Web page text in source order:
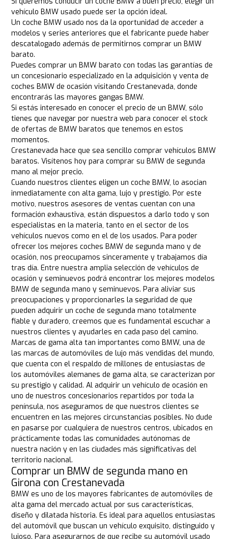
vehículo BMW usado puede ser la opción ideal.
Un coche BMW usado nos da la oportunidad de acceder a
modelos y series anteriores que el fabricante puede haber
descatalogado además de permitirnos comprar un BMW
barato.
Puedes comprar un BMW barato con todas las garantías de
un concesionario especializado en la adquisición y venta de
coches BMW de ocasión visitando Crestanevada, donde
encontrarás las mayores gangas BMW.
Si estás interesado en conocer el precio de un BMW, sólo
tienes que navegar por nuestra web para conocer el stock
de ofertas de BMW baratos que tenemos en estos
momentos.
Crestanevada hace que sea sencillo comprar vehículos BMW
baratos. Visítenos hoy para comprar su BMW de segunda
mano al mejor precio.
Cuando nuestros clientes eligen un coche BMW, lo asocian
inmediatamente con alta gama, lujo y prestigio. Por este
motivo, nuestros asesores de ventas cuentan con una
formación exhaustiva, están dispuestos a darlo todo y son
especialistas en la materia, tanto en el sector de los
vehículos nuevos como en el de los usados. Para poder
ofrecer los mejores coches BMW de segunda mano y de
ocasión, nos preocupamos sinceramente y trabajamos día
tras día. Entre nuestra amplia selección de vehículos de
ocasión y seminuevos podrá encontrar los mejores modelos
BMW de segunda mano y seminuevos. Para aliviar sus
preocupaciones y proporcionarles la seguridad de que
pueden adquirir un coche de segunda mano totalmente
fiable y duradero, creemos que es fundamental escuchar a
nuestros clientes y ayudarles en cada paso del camino.
Marcas de gama alta tan importantes como BMW, una de
las marcas de automóviles de lujo más vendidas del mundo,
que cuenta con el respaldo de millones de entusiastas de
los automóviles alemanes de gama alta, se caracterizan por
su prestigio y calidad. Al adquirir un vehículo de ocasión en
uno de nuestros concesionarios repartidos por toda la
península, nos aseguramos de que nuestros clientes se
encuentren en las mejores circunstancias posibles. No dude
en pasarse por cualquiera de nuestros centros, ubicados en
prácticamente todas las comunidades autónomas de
nuestra nación y en las ciudades más significativas del
territorio nacional.
Comprar un BMW de segunda mano en
Girona con Crestanevada
BMW es uno de los mayores fabricantes de automóviles de
alta gama del mercado actual por sus características,
diseño y dilatada historia. Es ideal para aquellos entusiastas
del automóvil que buscan un vehículo exquisito, distinguido y
lujoso. Para asegurarnos de que recibe su automóvil usado